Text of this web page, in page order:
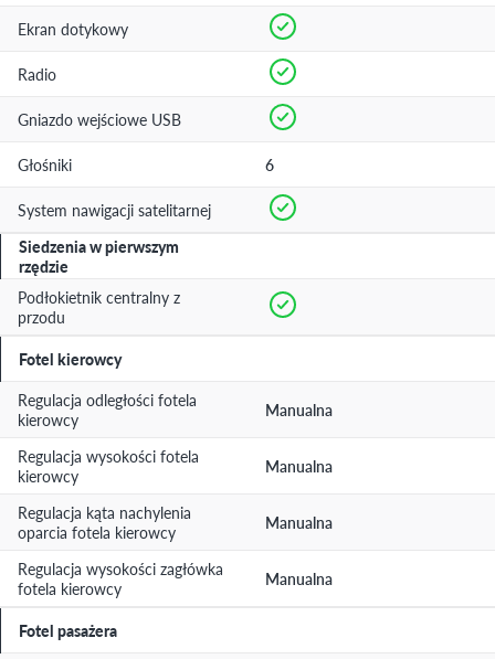
Ekran dotykowy
Radio
Gniazdo wejściowe USB
Głośniki 6
System nawigacji satelitarnej
Siedzenia w pierwszym
rzędzie
Podłokietnik centralny z
przodu
Fotel kierowcy
Regulacja odległości fotela
kierowcy
Manualna
Regulacja wysokości fotela
kierowcy
Manualna
Regulacja kąta nachylenia
oparcia fotela kierowcy
Manualna
Regulacja wysokości zagłówka
fotela kierowcy
Manualna
Fotel pasażera